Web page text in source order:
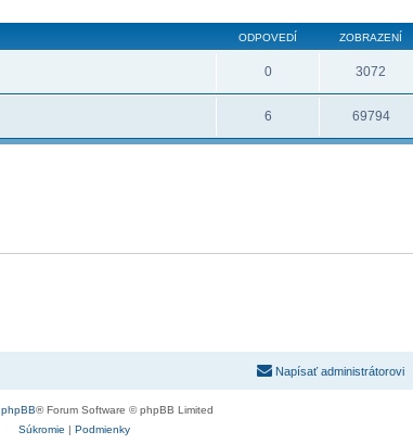
ODPOVEDÍ ZOBRAZENÍ
0 3072
6 69794
Napísať administrátorovi
phpBB® Forum Software © phpBB Limited
Súkromie | Podmienky